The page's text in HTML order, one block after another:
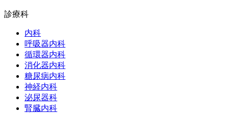
診療科
内科
呼吸器内科
循環器内科
消化器内科
糖尿病内科
神経内科
泌尿器科
腎臓内科